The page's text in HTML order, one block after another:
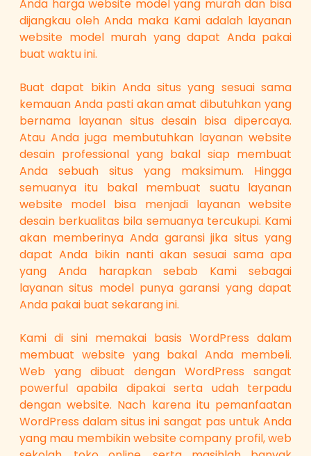
Anda harga website model yang murah dan bisa
dijangkau oleh Anda maka Kami adalah layanan
website model murah yang dapat Anda pakai
buat waktu ini.
Buat dapat bikin Anda situs yang sesuai sama
kemauan Anda pasti akan amat dibutuhkan yang
bernama layanan situs desain bisa dipercaya.
Atau Anda juga membutuhkan layanan website
desain professional yang bakal siap membuat
Anda sebuah situs yang maksimum. Hingga
semuanya itu bakal membuat suatu layanan
website model bisa menjadi layanan website
desain berkualitas bila semuanya tercukupi. Kami
akan memberinya Anda garansi jika situs yang
dapat Anda bikin nanti akan sesuai sama apa
yang Anda harapkan sebab Kami sebagai
layanan situs model punya garansi yang dapat
Anda pakai buat sekarang ini.
Kami di sini memakai basis WordPress dalam
membuat website yang bakal Anda membeli.
Web yang dibuat dengan WordPress sangat
powerful apabila dipakai serta udah terpadu
dengan website. Nach karena itu pemanfaatan
WordPress dalam situs ini sangat pas untuk Anda
yang mau membikin website company profil, web